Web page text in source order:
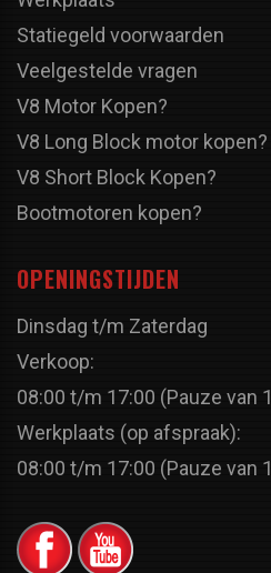
Statiegeld voorwaarden
Veelgestelde vragen
V8 Motor Kopen?
V8 Long Block motor kopen?
V8 Short Block Kopen?
Bootmotoren kopen?
OPENINGSTIJDEN
Dinsdag t/m Zaterdag
Verkoop:
08:00 t/m 17:00 (Pauze van
Werkplaats (op afspraak):
08:00 t/m 17:00 (Pauze van